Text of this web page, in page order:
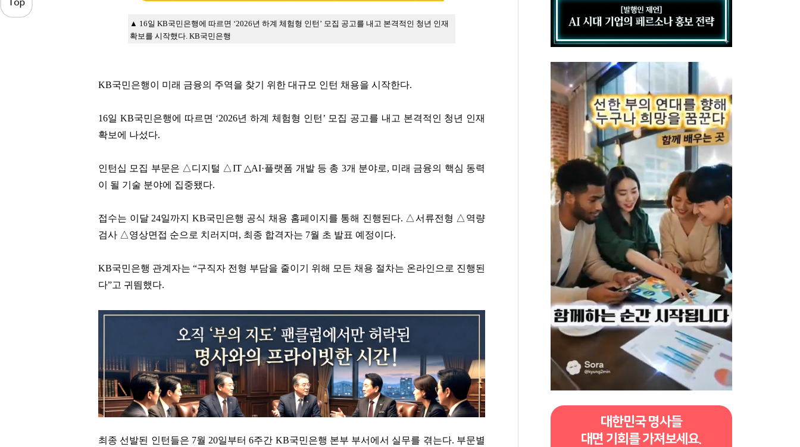
▲ 16일 KB국민은행에 따르면 ‘2026년 하계 체험형 인턴’ 모집 공고를 내고 본격적인 청년 인재
확보를 시작했다. KB국민은행
KB국민은행이 미래 금융의 주역을 찾기 위한 대규모 인턴 채용을 시작한다.
16일 KB국민은행에 따르면 ‘2026년 하계 체험형 인턴’ 모집 공고를 내고 본격적인 청년 인재
확보에 나섰다.
인턴십 모집 부문은 △디지털 △IT △AI·플랫폼 개발 등 총 3개 분야로, 미래 금융의 핵심 동력
이 될 기술 분야에 집중됐다.
접수는 이달 24일까지 KB국민은행 공식 채용 홈페이지를 통해 진행된다. △서류전형 △역량
검사 △영상면접 순으로 치러지며, 최종 합격자는 7월 초 발표 예정이다.
KB국민은행 관계자는 “구직자 전형 부담을 줄이기 위해 모든 채용 절차는 온라인으로 진행된
다”고 귀띔했다.
최종 선발된 인턴들은 7월 20일부터 6주간 KB국민은행 본부 부서에서 실무를 겪는다. 부문별
대한민국 명사들
대면 기회를 가져보세요.